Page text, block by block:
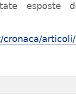
esposte